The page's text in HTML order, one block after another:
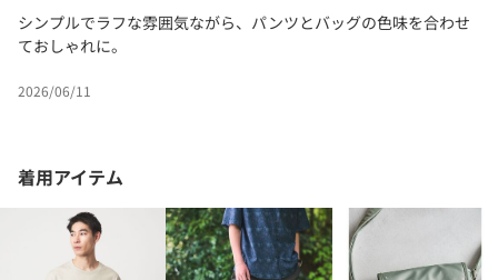
シンプルでラフな雰囲気ながら、パンツとバッグの色味を合わせ
ておしゃれに。
2026/06/11
着用アイテム